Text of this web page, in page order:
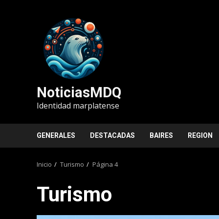
NoticiasMDQ
Identidad marplatense
GENERALES DESTACADAS BAIRES REGION
Inicio Turismo Página 4
Turismo